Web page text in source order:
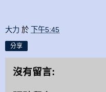
大力 於 下午5:45
分享
沒有留言: